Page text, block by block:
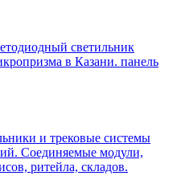
светильник
в Казани. панель
и трековые системы
Соединяемые модули,
ритейла, складов.